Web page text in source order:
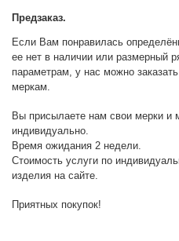
Предзаказ.
Если Вам понравилась
ее нет в наличии или размерный
параметрам, у нас можно
меркам.
Вы присылаете нам свои мерки и
индивидуально.
Время ожидания 2 недели.
Стоимость услуги по
изделия на сайте.
Приятных покупок!